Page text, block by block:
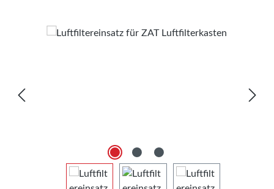
Bildergalerie überspringen